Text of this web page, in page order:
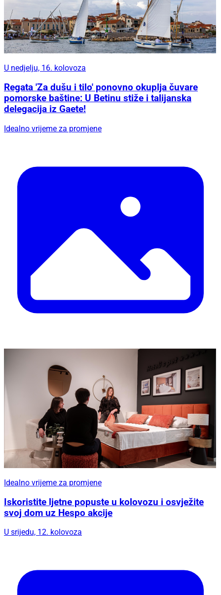
U nedjelju, 16. kolovoza
Regata 'Za dušu i tilo' ponovno okuplja čuvare
pomorske baštine: U Betinu stiže i talijanska
delegacija iz Gaete!
Idealno vrijeme za promjene
Idealno vrijeme za promjene
Iskoristite ljetne popuste u kolovozu i osvježite
svoj dom uz Hespo akcije
U srijedu, 12. kolovoza